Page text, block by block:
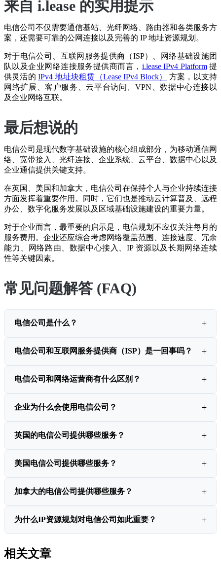
来自 i.lease 的实用提示
电信公司不仅需要通信基站、光纤网络、路由器和各类服务方
案，还需要可靠的公网连接以及完善的 IP 地址资源规划。
对于电信公司、互联网服务提供商（ISP）、网络基础设施团
队以及企业网络连接服务提供商而言， i.lease IPv4 Platform提
供灵活的IPv4 地址块租赁（Lease IPv4 Block）
方案，以支持
网络扩展、客户服务、云平台访问、VPN、数据中心连接以
及企业网络互联。
最后想说的
电信公司是现代数字基础设施的核心组成部分，为移动通信网
络、宽带接入、光纤连接、企业系统、云平台、数据中心以及
企业通信提供关键支持。
在英国、美国和加拿大，电信公司在保持个人与企业持续连接
方面发挥着重要作用。同时，它们也是推动云计算普及、远程
办公、数字化服务发展以及区域基础设施建设的重要力量。
对于企业而言，最重要的启示是，电信规划不应仅关注每月的
服务费用。企业还应综合考虑网络覆盖范围、连接速度、冗余
能力、网络路由、数据中心接入、IP 资源以及长期网络连续
性等关键因素。
常见问题解答 (FAQ)
电信公司是什么？
电信公司和互联网服务提供商（ISP）是一回事吗？
电信公司和网络运营商有什么区别？
企业为什么会使用电信公司？
英国的电信公司提供哪些服务？
美国电信公司提供哪些服务？
加拿大的电信公司提供哪些服务？
为什么IP资源规划对电信公司如此重要？
相关文章